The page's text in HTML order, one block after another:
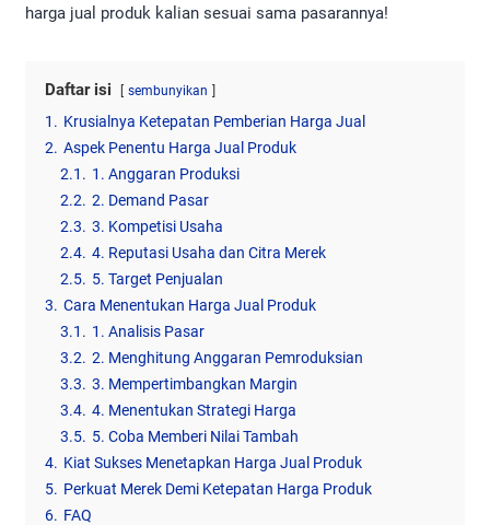
harga jual produk kalian sesuai sama pasarannya!
Daftar isi sembunyikan
1. Krusialnya Ketepatan Pemberian Harga Jual
2. Aspek Penentu Harga Jual Produk
2.1. 1. Anggaran Produksi
2.2. 2. Demand Pasar
2.3. 3. Kompetisi Usaha
2.4. 4. Reputasi Usaha dan Citra Merek
2.5. 5. Target Penjualan
3. Cara Menentukan Harga Jual Produk
3.1. 1. Analisis Pasar
3.2. 2. Menghitung Anggaran Pemroduksian
3.3. 3. Mempertimbangkan Margin
3.4. 4. Menentukan Strategi Harga
3.5. 5. Coba Memberi Nilai Tambah
4. Kiat Sukses Menetapkan Harga Jual Produk
5. Perkuat Merek Demi Ketepatan Harga Produk
6. FAQ